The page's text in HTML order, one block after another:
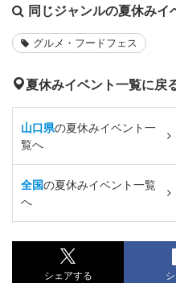
同じジャンルの夏休みイ
グルメ・フードフェス
夏休みイベント一覧に戻
山口県の夏休みイベント一
覧へ
全国の夏休みイベント一覧
へ
シェアする